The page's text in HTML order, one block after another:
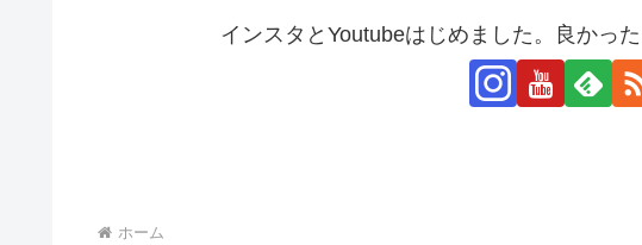
インスタとYoutubeはじめました。良かっ
ホーム